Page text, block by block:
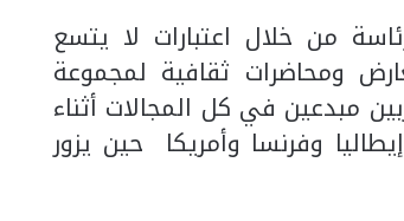
من خلال اعتبارات لا يتسع
ومحاضرات ثقافية لمجموعة
مبدعين في كل المجالات أثناء
وفرنسا وأمريكا حين يزور